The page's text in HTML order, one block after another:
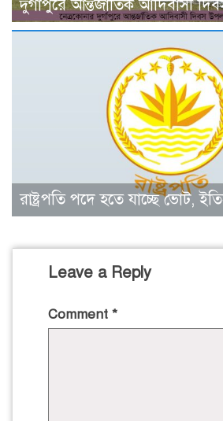
দুর্গাপুরে আন্তর্জাতিক আদিবাসী
রাষ্ট্রপতি পদে হতে যাচ্ছে ভোট,
Leave a Reply
Comment *